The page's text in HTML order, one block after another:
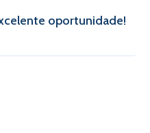
oportunidade!